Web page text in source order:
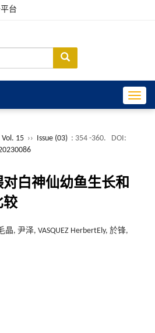
台
15 ›› Issue (03) : 354 -360.
DOI:
白神仙幼鱼生长和
较
, 尹泽, VASQUEZ HerbertEly, 於锋,